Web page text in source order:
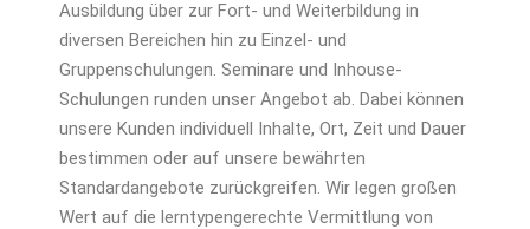
Ausbildung über zur Fort- und Weiterbildung in
diversen Bereichen hin zu Einzel- und
Gruppenschulungen. Seminare und Inhouse-
Schulungen runden unser Angebot ab. Dabei können
unsere Kunden individuell Inhalte, Ort, Zeit und Dauer
bestimmen oder auf unsere bewährten
Standardangebote zurückgreifen. Wir legen großen
Wert auf die lerntypengerechte Vermittlung von